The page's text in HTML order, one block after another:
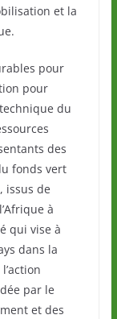
et la
pour
pour
technique du
des
fonds vert
issus de
à
qui vise à
dans la
par le
et des